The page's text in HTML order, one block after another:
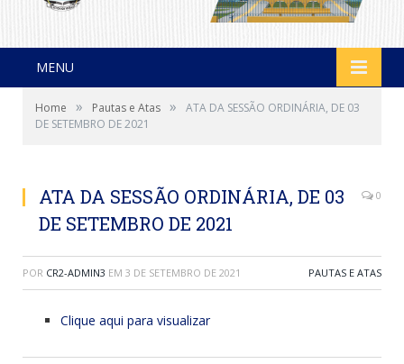
MENU
Home » Pautas e Atas »
ATA DA SESSÃO ORDINÁRIA, DE 03
DE SETEMBRO DE 2021
ATA DA SESSÃO ORDINÁRIA, DE 03
DE SETEMBRO DE 2021
0
POR CR2-ADMIN3 EM 3 DE SETEMBRO DE 2021 PAUTAS E ATAS
Clique aqui para visualizar